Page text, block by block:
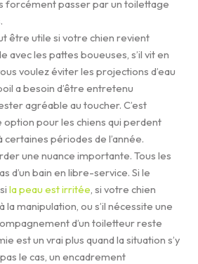
forcément passer par un toilettage
être utile si votre chien revient
avec les pattes boueuses, s’il vit en
voulez éviter les projections d’eau
a besoin d’être entretenu
agréable au toucher. C’est
pour les chiens qui perdent
périodes de l’année.
une nuance importante. Tous les
d’un bain en libre-service. Si le
la peau est irritée , si votre chien
manipulation, ou s’il nécessite une
d’un toiletteur reste
est un vrai plus quand la situation s’y
le cas, un encadrement